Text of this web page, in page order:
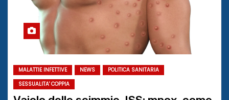
MALATTIE INFETTIVE NEWS
POLITICA SANITARIA
SESSUALITA' COPPIA